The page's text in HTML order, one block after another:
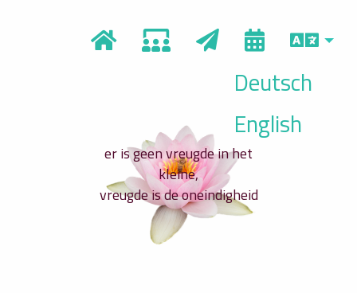
Deutsch
English
er is geen vreugde in het
kleine,
vreugde is de oneindigheid